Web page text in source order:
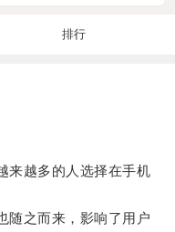
排行
越多的人选择在手机
之而来，影响了用户